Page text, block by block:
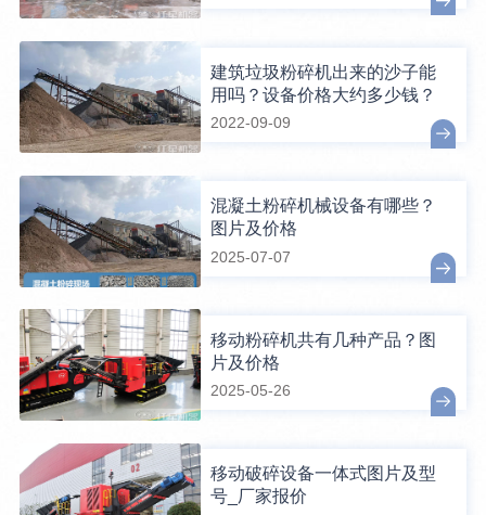
建筑垃圾粉碎机出来的沙子能
用吗？设备价格大约多少钱？
2022-09-09
混凝土粉碎机械设备有哪些？
图片及价格
2025-07-07
移动粉碎机共有几种产品？图
片及价格
2025-05-26
移动破碎设备一体式图片及型
号_厂家报价